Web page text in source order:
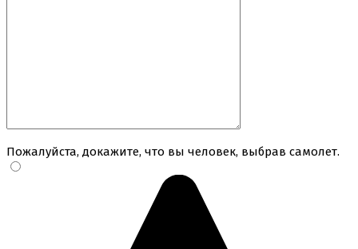
Пожалуйста, докажите, что вы человек, выбрав самолет.